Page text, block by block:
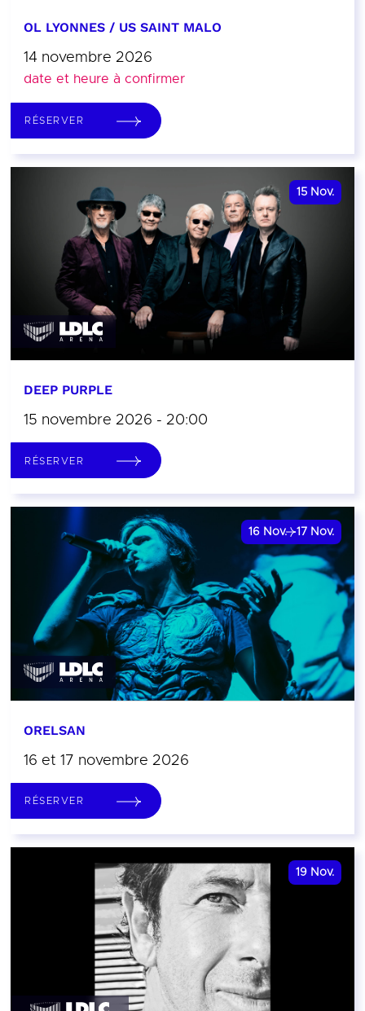
OL LYONNES / US SAINT MALO
14 novembre 2026
date et heure à confirmer
RÉSERVER
15 Nov.
DEEP PURPLE
15 novembre 2026 - 20:00
RÉSERVER
16 Nov. 17 Nov.
ORELSAN
16 et 17 novembre 2026
RÉSERVER
19 Nov.